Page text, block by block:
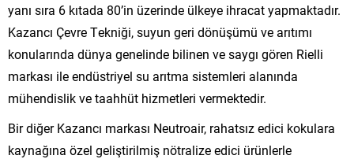
yanı sıra 6 kıtada 80’in üzerinde ülkeye ihracat yapmaktadır.
Kazancı Çevre Tekniği, suyun geri dönüşümü ve arıtımı
konularında dünya genelinde bilinen ve saygı gören Rielli
markası ile endüstriyel su arıtma sistemleri alanında
mühendislik ve taahhüt hizmetleri vermektedir.
Bir diğer Kazancı markası Neutroair, rahatsız edici kokulara
kaynağına özel geliştirilmiş nötralize edici ürünlerle